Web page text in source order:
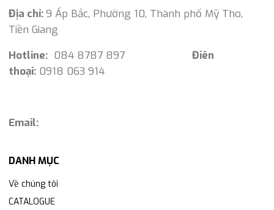
Địa chỉ:9 Ấp Bắc, Phường 10, Thành phố Mỹ Tho,
Tiền Giang
Hotline: 084 8787 897 Điên
thoại: 0918 063 914
Email:
DANH MỤC
Về chúng tôi
CATALOGUE